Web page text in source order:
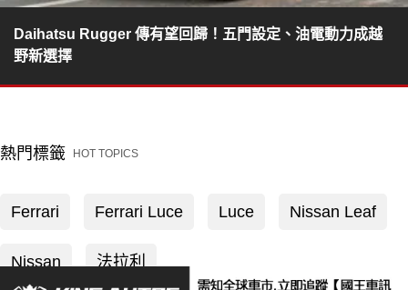
Daihatsu Rugger 傳有望回歸！五門設定、油電動力成越
野新選擇
熱門標籤 HOT TOPICS
Ferrari Ferrari Luce Luce Nissan Leaf
Nissan 法拉利